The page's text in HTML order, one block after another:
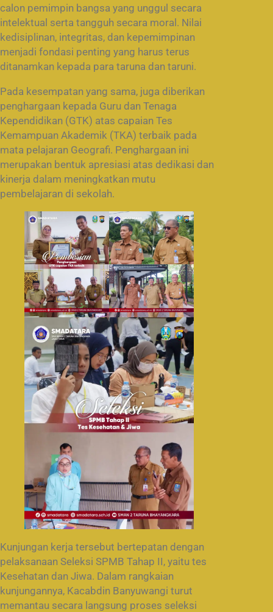
calon pemimpin bangsa yang unggul secara
intelektual serta tangguh secara moral. Nilai
kedisiplinan, integritas, dan kepemimpinan
menjadi fondasi penting yang harus terus
ditanamkan kepada para taruna dan taruni.
Pada kesempatan yang sama, juga diberikan
penghargaan kepada Guru dan Tenaga
Kependidikan (GTK) atas capaian Tes
Kemampuan Akademik (TKA) terbaik pada
mata pelajaran Geografi. Penghargaan ini
merupakan bentuk apresiasi atas dedikasi dan
kinerja dalam meningkatkan mutu
pembelajaran di sekolah.
Kunjungan kerja tersebut bertepatan dengan
pelaksanaan Seleksi SPMB Tahap II, yaitu tes
Kesehatan dan Jiwa. Dalam rangkaian
kunjungannya, Kacabdin Banyuwangi turut
memantau secara langsung proses seleksi